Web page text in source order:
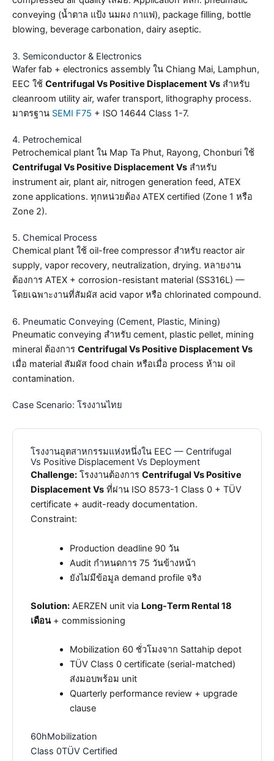
conveying (น้ำตาล แป้ง นมผง กาแฟ), package filling, bottle
blowing, beverage carbonation, dairy aseptic.
3. Semiconductor & Electronics
Wafer fab + electronics assembly ใน Chiang Mai, Lamphun,
EEC ใช้ Centrifugal Vs Positive Displacement Vs สำหรับ
cleanroom utility air, wafer transport, lithography process.
มาตรฐาน SEMI F75 + ISO 14644 Class 1-7.
4. Petrochemical
Petrochemical plant ใน Map Ta Phut, Rayong, Chonburi ใช้
Centrifugal Vs Positive Displacement Vs สำหรับ
instrument air, plant air, nitrogen generation feed, ATEX
zone applications. ทุกหน่วยต้อง ATEX certified (Zone 1 หรือ
Zone 2).
5. Chemical Process
Chemical plant ใช้ oil-free compressor สำหรับ reactor air
supply, vapor recovery, neutralization, drying. หลายงาน
ต้องการ ATEX + corrosion-resistant material (SS316L) —
โดยเฉพาะงานที่สัมผัส acid vapor หรือ chlorinated compound.
6. Pneumatic Conveying (Cement, Plastic, Mining)
Pneumatic conveying สำหรับ cement, plastic pellet, mining
mineral ต้องการ Centrifugal Vs Positive Displacement Vs
เมื่อ material สัมผัส food chain หรือเมื่อ process ห้าม oil
contamination.
Case Scenario: โรงงานไทย
โรงงานอุตสาหกรรมแห่งหนึ่งใน EEC — Centrifugal
Vs Positive Displacement Vs Deployment
Challenge: โรงงานต้องการCentrifugal Vs Positive
Displacement Vs ที่ผ่าน ISO 8573-1 Class 0 + TÜV
certificate + audit-ready documentation.
Constraint:
Production deadline 90 วัน
Audit กำหนดการ 75 วันข้างหน้า
ยังไม่มีข้อมูล demand profile จริง
Solution: AERZEN unit via Long-Term Rental 18
เดือน+ commissioning
Mobilization 60 ชั่วโมงจาก Sattahip depot
TÜV Class 0 certificate (serial-matched)
ส่งมอบพร้อม unit
Quarterly performance review + upgrade
clause
60hMobilization
Class 0TÜV Certified